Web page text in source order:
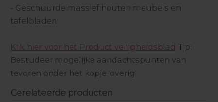
- Geschuurde massief houten meubels en
tafelbladen
Klik hier voor het Product veiligheidsblad Tip:
Bestudeer mogelijke aandachtspunten van
tevoren onder het kopje 'overig'
Gerelateerde producten